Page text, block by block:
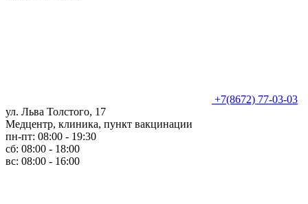
+7(8672) 77-03-03
ул. Льва Толстого, 17
Медцентр, клиника, пункт вакцинации
пн-пт: 08:00 - 19:30
сб: 08:00 - 18:00
вс: 08:00 - 16:00